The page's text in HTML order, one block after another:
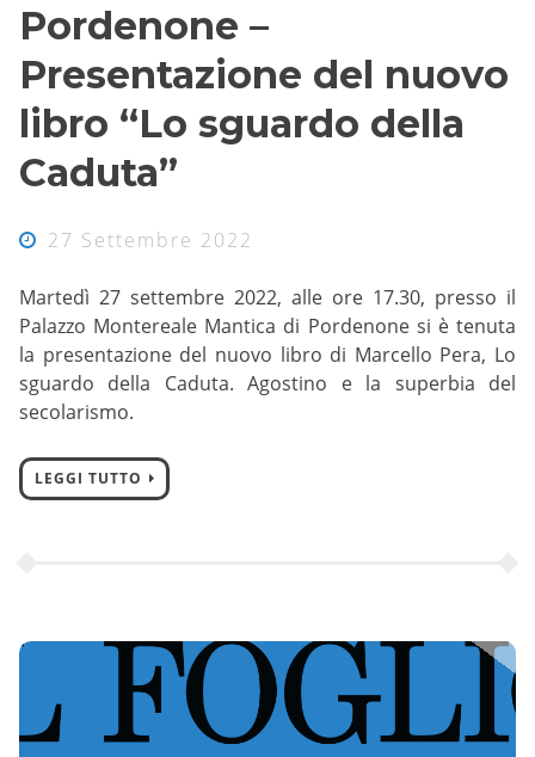
Pordenone –
Presentazione del nuovo
libro “Lo sguardo della
Caduta”
27 Settembre 2022
Martedì 27 settembre 2022, alle ore 17.30, presso il
Palazzo Montereale Mantica di Pordenone si è tenuta
la presentazione del nuovo libro di Marcello Pera, Lo
sguardo della Caduta. Agostino e la superbia del
secolarismo.
LEGGI TUTTO